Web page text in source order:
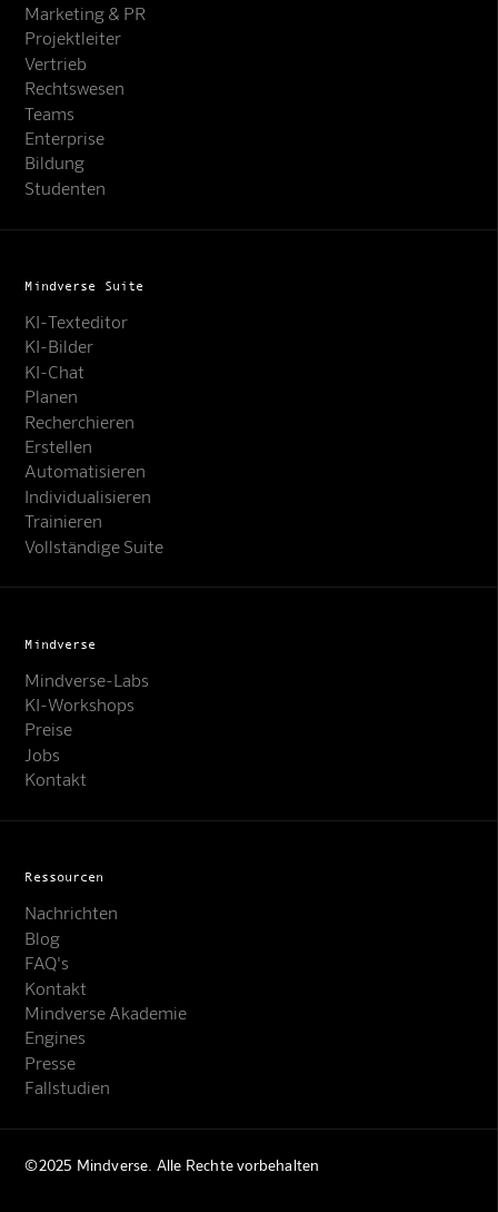
Online · KI-Assistent
Mindverse
Marketing & PR
Projektleiter
Vertrieb
Rechtswesen
Teams
Enterprise
Bildung
Studenten
Mindverse Suite
KI-Texteditor
KI-Bilder
KI-Chat
Planen
Recherchieren
Erstellen
Automatisieren
Individualisieren
Trainieren
Vollständige Suite
Mindverse
Mindverse-Labs
KI-Workshops
Preise
Jobs
Kontakt
Ressourcen
Nachrichten
Blog
FAQ's
Kontakt
Mindverse Akademie
Engines
Presse
Fallstudien
©2025 Mindverse. Alle Rechte vorbehalten